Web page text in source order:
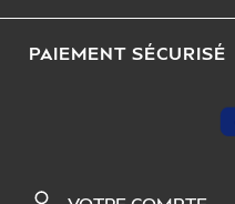
PAIEMENT SÉCURISÉ